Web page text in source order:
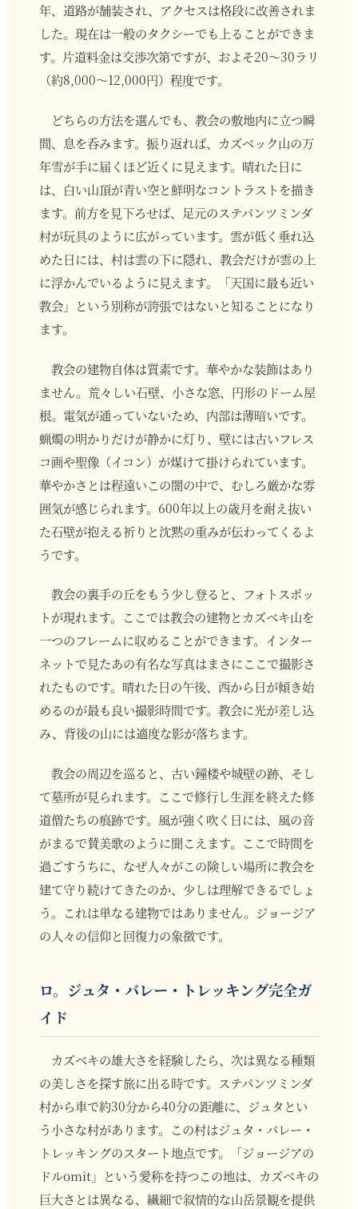
年、道路が舗装され、アクセスは格段に改善されま
した。現在は一般のタクシーでも上ることができま
す。片道料金は交渉次第ですが、およそ20〜30ラリ
（約8,000〜12,000円）程度です。
どちらの方法を選んでも、教会の敷地内に立つ瞬
間、息を呑みます。振り返れば、カズベック山の万
年雪が手に届くほど近くに見えます。晴れた日に
は、白い山頂が青い空と鮮明なコントラストを描き
ます。前方を見下ろせば、足元のステパンツミンダ
村が玩具のように広がっています。雲が低く垂れ込
めた日には、村は雲の下に隠れ、教会だけが雲の上
に浮かんでいるように見えます。「天国に最も近い
教会」という別称が誇張ではないと知ることになり
ます。
教会の建物自体は質素です。華やかな装飾はあり
ません。荒々しい石壁、小さな窓、円形のドーム屋
根。電気が通っていないため、内部は薄暗いです。
蝋燭の明かりだけが静かに灯り、壁には古いフレス
コ画や聖像（イコン）が煤けて掛けられています。
華やかさとは程遠いこの闇の中で、むしろ厳かな雰
囲気が感じられます。600年以上の歳月を耐え抜い
た石壁が抱える祈りと沈黙の重みが伝わってくるよ
うです。
教会の裏手の丘をもう少し登ると、フォトスポッ
トが現れます。ここでは教会の建物とカズベキ山を
一つのフレームに収めることができます。インター
ネットで見たあの有名な写真はまさにここで撮影さ
れたものです。晴れた日の午後、西から日が傾き始
めるのが最も良い撮影時間です。教会に光が差し込
み、背後の山には適度な影が落ちます。
教会の周辺を巡ると、古い鐘楼や城壁の跡、そし
て墓所が見られます。ここで修行し生涯を終えた修
道僧たちの痕跡です。風が強く吹く日には、風の音
がまるで賛美歌のように聞こえます。ここで時間を
過ごすうちに、なぜ人々がこの険しい場所に教会を
建て守り続けてきたのか、少しは理解できるでしょ
う。これは単なる建物ではありません。ジョージア
の人々の信仰と回復力の象徴です。
ロ。ジュタ・バレー・トレッキング完全ガ
イド
カズベキの雄大さを経験したら、次は異なる種類
の美しさを探す旅に出る時です。ステパンツミンダ
村から車で約30分から40分の距離に、ジュタとい
う小さな村があります。この村はジュタ・バレー・
トレッキングのスタート地点です。「ジョージアの
ドルomit」という愛称を持つこの地は、カズベキの
巨大さとは異なる、繊細で叙情的な山岳景観を提供